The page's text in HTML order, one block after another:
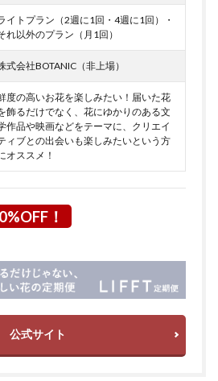
イトプラン（2週に1回・4週に1回）・
れ以外のプラン（月1回）
式会社BOTANIC（非上場）
度の高いお花を楽しみたい！届いた花
飾るだけでなく、花にゆかりのある文
作品や映画などをテーマに、クリエイ
ィブとの出会いも楽しみたいという方
オススメ！
！
公式サイト